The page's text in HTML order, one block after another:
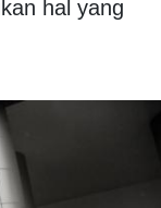
hal yang